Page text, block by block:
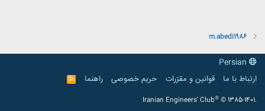
m.abedi1986
ارتباط با ما
قوانین و مقرّرات حریم خصوصی راهنما
R
S
Iranian Engineers' Club® © 1385-1401.